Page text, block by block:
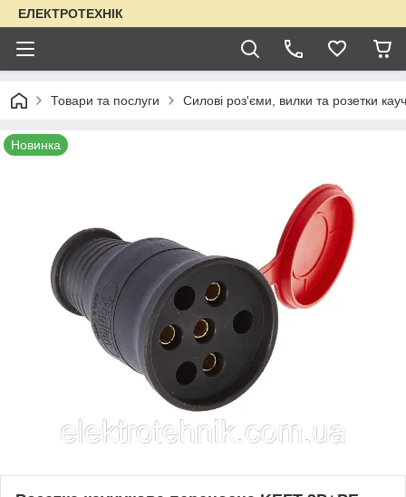
ЕЛЕКТРОТЕХНІК
Товари та послуги Силові роз'єми, вилки та розетки
Новинка